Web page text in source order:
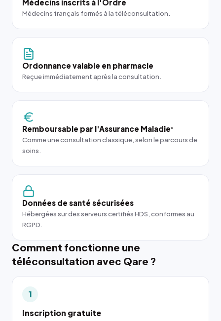
Médecins inscrits à l'Ordre
Médecins français formés à la téléconsultation.
Ordonnance valable en pharmacie
Reçue immédiatement après la consultation.
Remboursable par l'Assurance Maladie*
Comme une consultation classique, selon le parcours de
soins.
Données de santé sécurisées
Hébergées sur des serveurs certifiés HDS, conformes au
RGPD.
Comment fonctionne une
téléconsultation avec Qare ?
1
Inscription gratuite